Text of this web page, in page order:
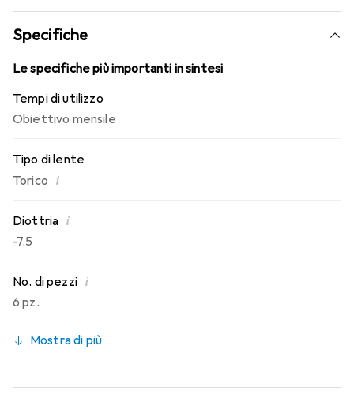
conosci. Un comfort duraturo e senza interruzioni per
tutto il giorno con le lenti mensili.
Specifiche
Le specifiche più importanti in sintesi
Tempi di utilizzo
Obiettivo mensile
Tipo di lente
Torico i
Diottria i
-7.5
No. di pezzi i
6 pz.
Mostra di più